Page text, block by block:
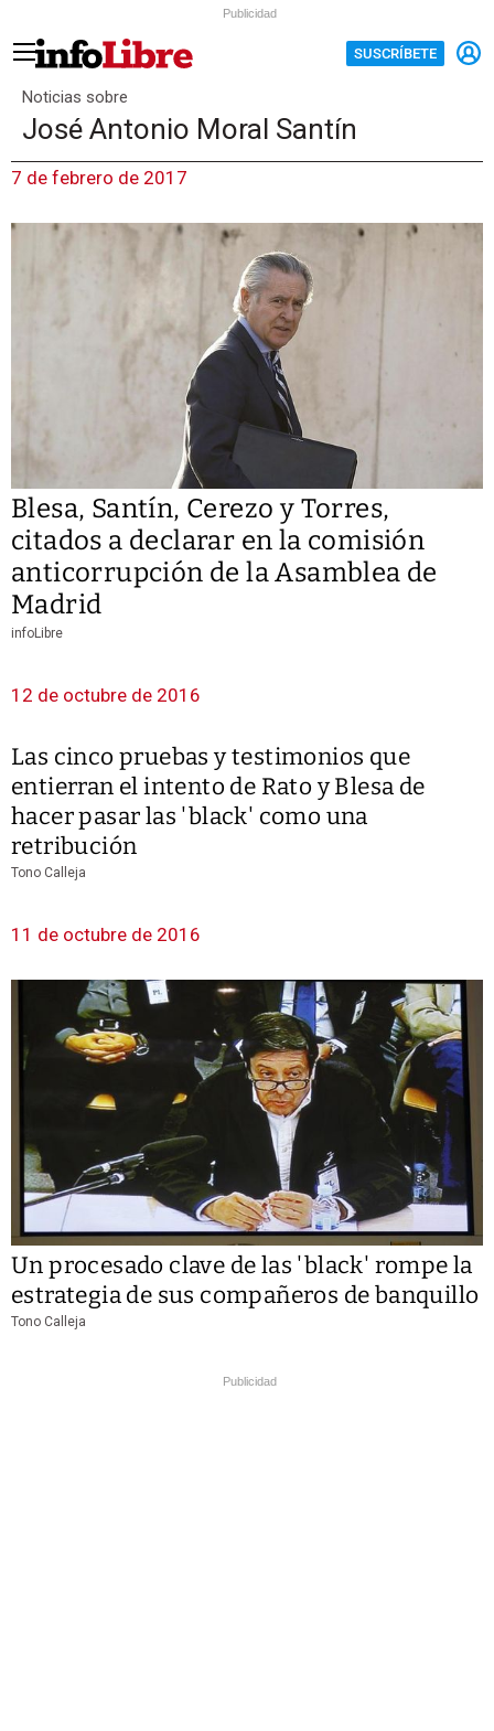
Publicidad
SUSCRÍBETE
Noticias sobre
José Antonio Moral Santín
7 de febrero de 2017
Blesa, Santín, Cerezo y Torres,
citados a declarar en la comisión
anticorrupción de la Asamblea de
Madrid
infoLibre
12 de octubre de 2016
Las cinco pruebas y testimonios que
entierran el intento de Rato y Blesa de
hacer pasar las 'black' como una
retribución
Tono Calleja
11 de octubre de 2016
Un procesado clave de las 'black' rompe la
estrategia de sus compañeros de banquillo
Tono Calleja
Publicidad